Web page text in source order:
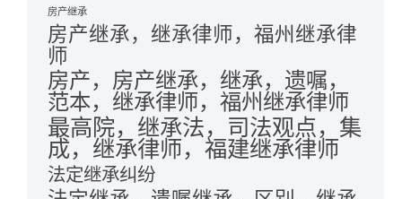
房产继承
房产继承，继承律师，福州继承律
师
房产，房产继承，继承，遗嘱，
范本，继承律师，福州继承律师
最高院，继承法，司法观点，集
成，继承律师，福建继承律师
法定继承纠纷